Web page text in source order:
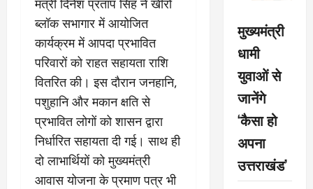
ब्लॉक सभागार में आयोजित
कार्यक्रम में आपदा प्रभावित
परिवारों को राहत सहायता राशि
वितरित की। इस दौरान जनहानि,
पशुहानि और मकान क्षति से
प्रभावित लोगों को शासन द्वारा
निर्धारित सहायता दी गई। साथ ही
दो लाभार्थियों को मुख्यमंत्री
आवास योजना के प्रमाण पत्र भी
मुख्यमंत्री
धामी
युवाओं से
जानेंगे
‘कैसा हो
अपना
उत्तराखंड’